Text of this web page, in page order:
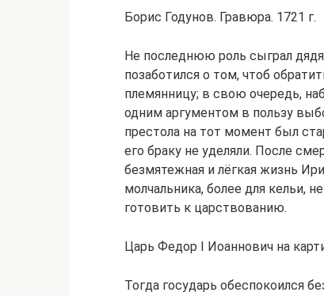
Борис Годунов. Гравюра. 1721 г.
Не последнюю роль сыграл
позаботился о том, чтоб
племянницу; в свою очередь,
одним аргументом в пользу
престола на тот момент был
его браку не уделяли. После
безмятежная и лёгкая жизнь
молчальника, более для кельи,
готовить к царствованию.
Царь Федор I Иоаннович на
Тогда государь обеспокоился